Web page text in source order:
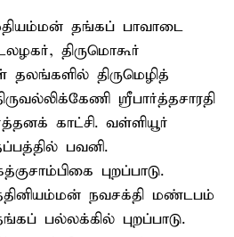
தங்கப் பாவாடை
திருமொகூர்
தலங்களில் திருமெழித்
ஸ்ரீபார்த்தசாரதி
காட்சி. வள்ளியூர்
பவனி.
புறப்பாடு.
நவசக்தி மண்டபம்
பல்லக்கில் புறப்பாடு.